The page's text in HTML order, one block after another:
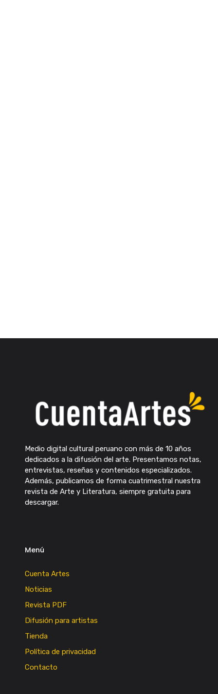
Medio digital cultural peruano con más de 10 años
dedicados a la difusión del arte. Presentamos notas,
entrevistas, reseñas y contenidos especializados.
Además, publicamos de forma cuatrimestral nuestra
revista de Arte y Literatura, siempre gratuita para
descargar.
Menú
Cuenta Artes
Noticias
Revista PDF
Difusión para artistas
Tienda
Política de privacidad
Contacto